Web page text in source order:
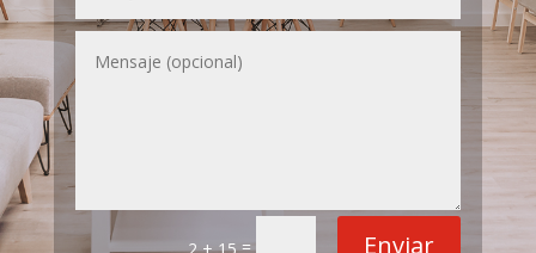
2 + 15= Enviar